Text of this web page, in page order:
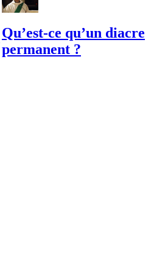
Qu’est-ce qu’un diacre
permanent ?